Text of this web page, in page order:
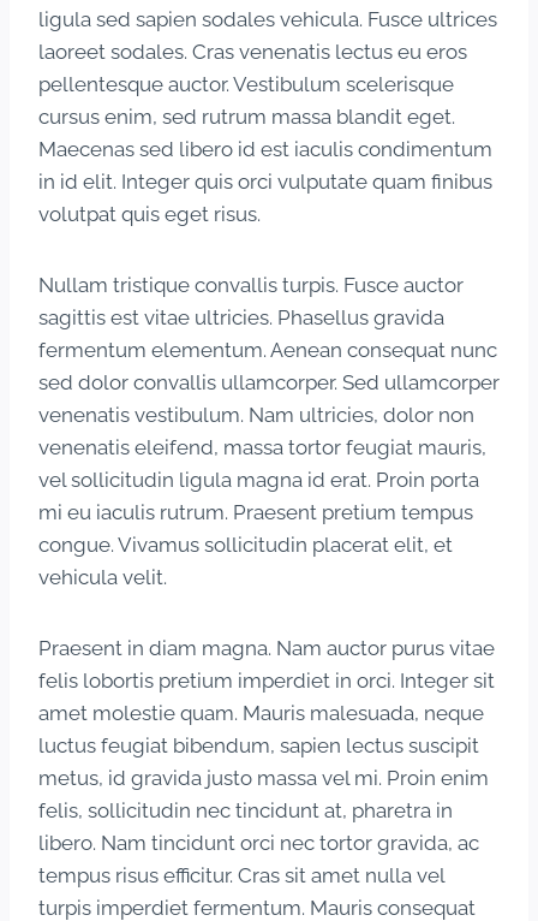
ligula sed sapien sodales vehicula. Fusce ultrices
laoreet sodales. Cras venenatis lectus eu eros
pellentesque auctor. Vestibulum scelerisque
cursus enim, sed rutrum massa blandit eget.
Maecenas sed libero id est iaculis condimentum
in id elit. Integer quis orci vulputate quam finibus
volutpat quis eget risus.
Nullam tristique convallis turpis. Fusce auctor
sagittis est vitae ultricies. Phasellus gravida
fermentum elementum. Aenean consequat nunc
sed dolor convallis ullamcorper. Sed ullamcorper
venenatis vestibulum. Nam ultricies, dolor non
venenatis eleifend, massa tortor feugiat mauris,
vel sollicitudin ligula magna id erat. Proin porta
mi eu iaculis rutrum. Praesent pretium tempus
congue. Vivamus sollicitudin placerat elit, et
vehicula velit.
Praesent in diam magna. Nam auctor purus vitae
felis lobortis pretium imperdiet in orci. Integer sit
amet molestie quam. Mauris malesuada, neque
luctus feugiat bibendum, sapien lectus suscipit
metus, id gravida justo massa vel mi. Proin enim
felis, sollicitudin nec tincidunt at, pharetra in
libero. Nam tincidunt orci nec tortor gravida, ac
tempus risus efficitur. Cras sit amet nulla vel
turpis imperdiet fermentum. Mauris consequat